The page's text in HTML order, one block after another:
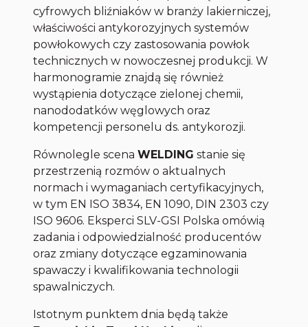
cyfrowych bliźniaków w branży lakierniczej,
właściwości antykorozyjnych systemów
powłokowych czy zastosowania powłok
technicznych w nowoczesnej produkcji. W
harmonogramie znajdą się również
wystąpienia dotyczące zielonej chemii,
nanododatków węglowych oraz
kompetencji personelu ds. antykorozji.
Równolegle scenaWELDING stanie się
przestrzenią rozmów o aktualnych
normach i wymaganiach certyfikacyjnych,
w tym EN ISO 3834, EN 1090, DIN 2303 czy
ISO 9606. Eksperci SLV-GSI Polska omówią
zadania i odpowiedzialność producentów
oraz zmiany dotyczące egzaminowania
spawaczy i kwalifikowania technologii
spawalniczych.
Istotnym punktem dnia będą także